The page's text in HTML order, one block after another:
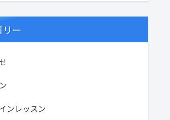
リー
ンレッスン